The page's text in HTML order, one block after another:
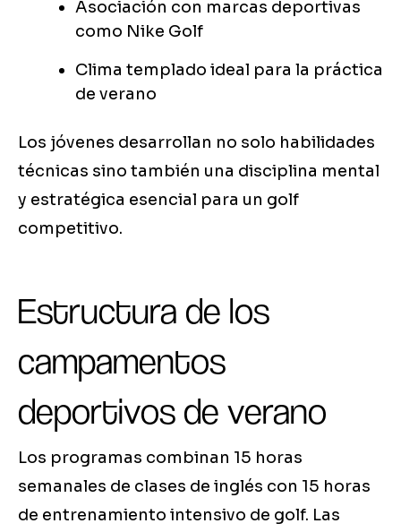
Asociación con marcas deportivas
como Nike Golf
Clima templado ideal para la práctica
de verano
Los jóvenes desarrollan no solo habilidades
técnicas sino también una disciplina mental
y estratégica esencial para un golf
competitivo.
Estructura de los
campamentos
deportivos de verano
Los programas combinan 15 horas
semanales de clases de inglés con 15 horas
de entrenamiento intensivo de golf. Las